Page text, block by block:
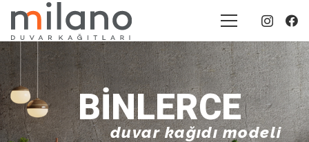
20+
yıllık tecrübe